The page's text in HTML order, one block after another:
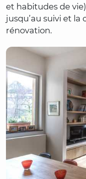
et habitudes de
jusqu’au suivi et
rénovation.